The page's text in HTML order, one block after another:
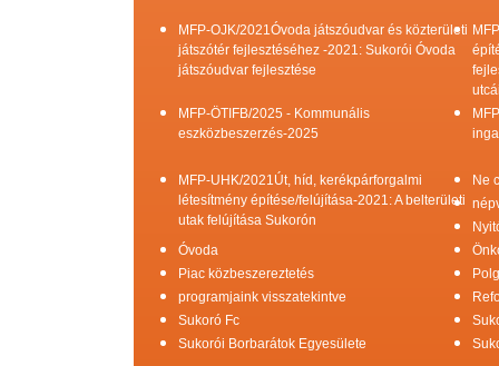
MFP-OJK/2021Óvoda játszóudvar és közterületi
játszótér fejlesztéséhez -2021: Sukorói Óvoda
játszóudvar fejlesztése
MFP-ÖTIFB/2025 - Kommunális
eszközbeszerzés-2025
MFP-UHK/2021Út, híd, kerékpárforgalmi
létesítmény építése/felújítása-2021: A belterületi
utak felújítása Sukorón
Ne
Óvoda
Piac közbeszereztetés
programjaink visszatekintve
Sukoró Fc
Sukorói Borbarátok Egyesülete